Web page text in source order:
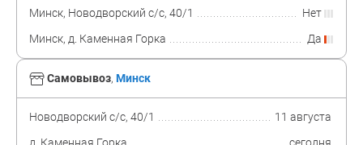
Самовывоз, Минск
Новодворский с/с, 40/1
11 августа
Минск, Новодворский с/с, 40/1
Нет
Минск, д. Каменная Горка
Да